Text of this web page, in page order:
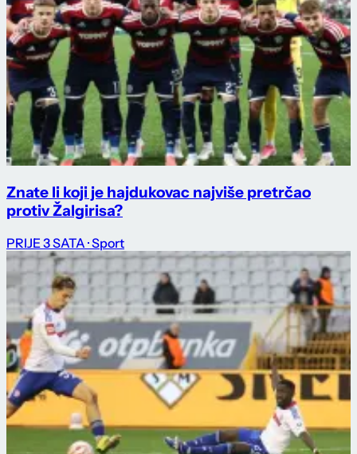
Znate li koji je hajdukovac najviše pretrčao
protiv Žalgirisa?
PRIJE 3 SATA · Sport